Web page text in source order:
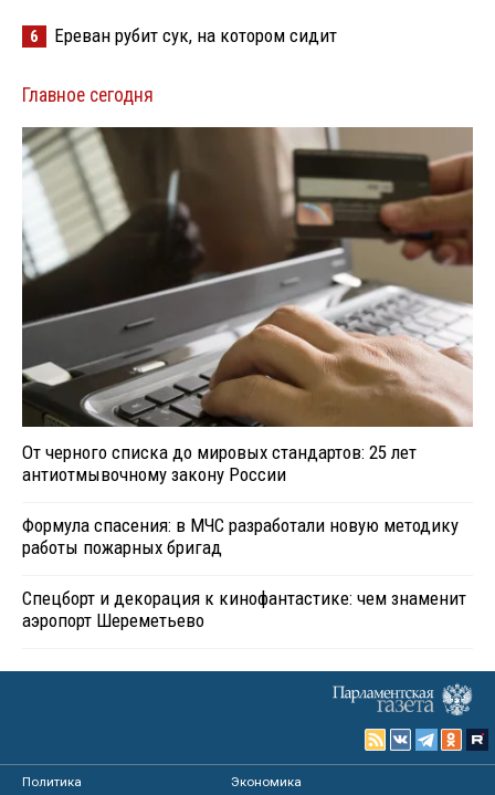
6 Ереван рубит сук, на котором сидит
Главное сегодня
От черного списка до мировых стандартов: 25 лет
антиотмывочному закону России
Формула спасения: в МЧС разработали новую методику
работы пожарных бригад
Спецборт и декорация к кинофантастике: чем знаменит
аэропорт Шереметьево
Политика
Экономика